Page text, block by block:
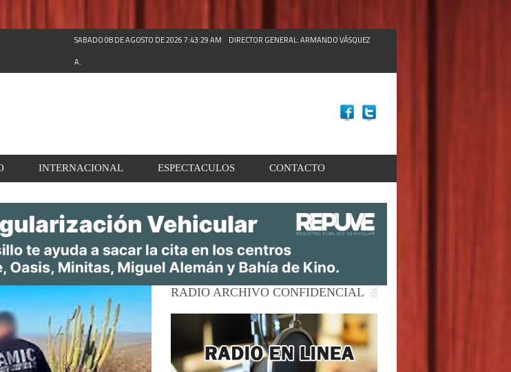
SABADO 08 DE AGOSTO DE 2026 7:43:31 AM
DIRECTOR GENERAL: ARMANDO VÁSQUEZ
A.
INTERNACIONAL ESPECTACULOS CONTACTO
RADIO ARCHIVO CONFIDENCIAL